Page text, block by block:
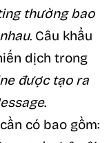
thường bao
. Câu khẩu
dịch trong
được tạo ra
.
có bao gồm: